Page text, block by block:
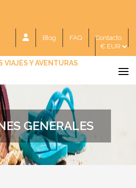
Blog FAQ Contacto
VIAJES Y AVENTURAS
GENERALES